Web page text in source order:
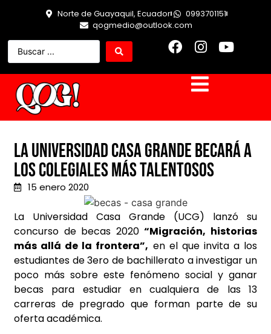
Norte de Guayaquil, Ecuador
0993701151
qogmedio@outlook.com
LA UNIVERSIDAD CASA GRANDE BECARÁ A
LOS COLEGIALES MÁS TALENTOSOS
15 enero 2020
La Universidad Casa Grande (UCG) lanzó su
concurso de becas 2020“Migración, historias
más allá de la frontera”, en el que invita a los
estudiantes de 3ero de bachillerato a investigar un
poco más sobre este fenómeno social y ganar
becas para estudiar en cualquiera de las 13
carreras de pregrado que forman parte de su
oferta académica.